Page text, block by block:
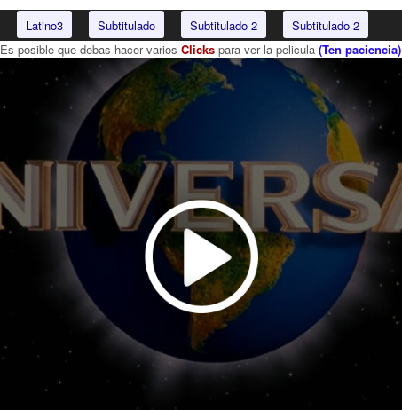
Latino3 Subtitulado Subtitulado 2
Subtitulado 2
Es posible que debas hacer varios Clickspara ver la pelicula (Ten paciencia)